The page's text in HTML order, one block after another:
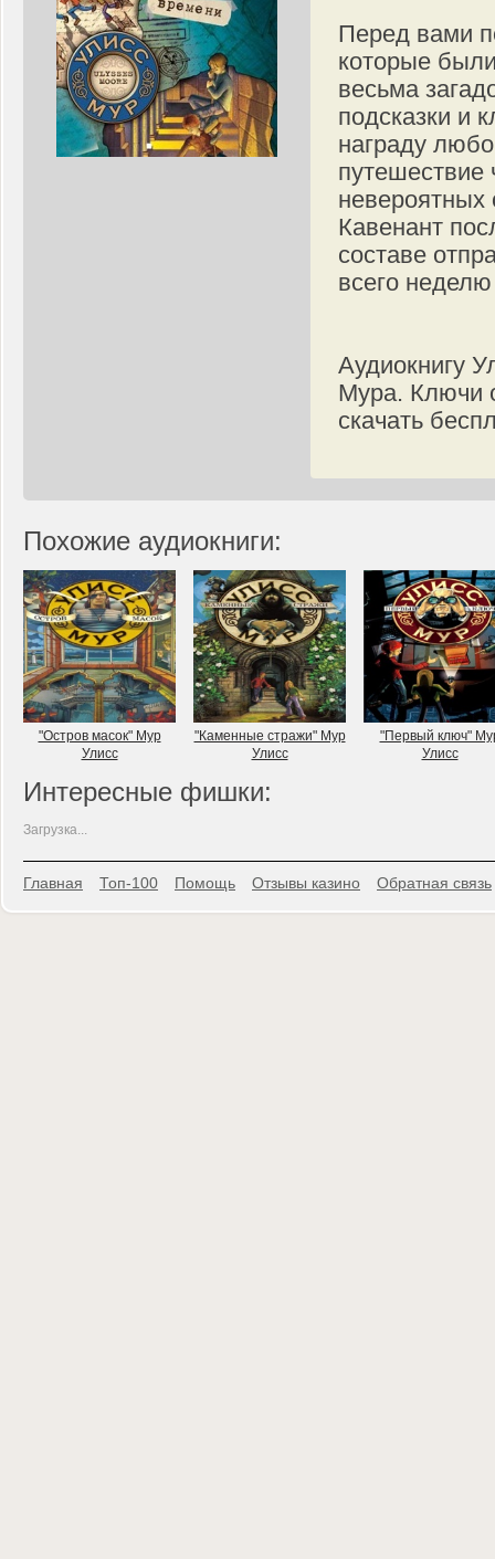
Перед вами
которые
весьма
подсказки и
награду
путешествие
Кавенант
составе
всего
Аудиокнигу
Мура. Ключи
скачать
Похожие аудиокниги:
"Остров масок" Мур
Улисс
"Каменные стражи" Мур
Улисс
"Первый ключ"
Улисс
Интересные фишки:
Загрузка...
Главная Топ-100 Помощь Отзывы казино Обратная связь